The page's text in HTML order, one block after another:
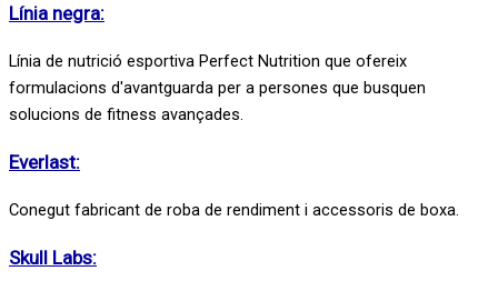
Línia negra:
Línia de nutrició esportiva Perfect Nutrition que ofereix
formulacions d'avantguarda per a persones que busquen
solucions de fitness avançades.
Everlast:
Conegut fabricant de roba de rendiment i accessoris de boxa.
Skull Labs: